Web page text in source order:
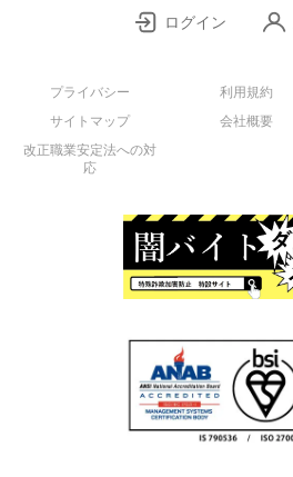
ログイン
プライバシー 利用規約
サイトマップ
会社概要
改正職業安定法への対
応